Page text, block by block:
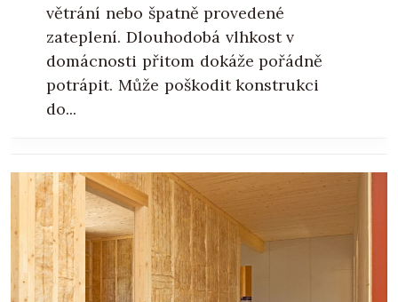
větrání nebo špatně provedené
zateplení. Dlouhodobá vlhkost v
domácnosti přitom dokáže pořádně
potrápit. Může poškodit konstrukci
do...